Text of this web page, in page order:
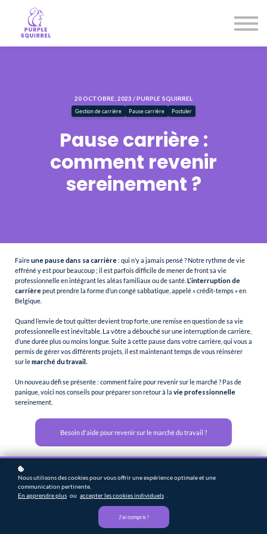
20 OCTOBRE, 2023 / PURPLE SQUIRREL
Gestion de carrière Pause carrière Postuler
Pause carrière :
comment revenir
sereinement ?
Faireune pause dans sa carrière: qui n’y a jamais pensé ? Notre rythme de vie
effréné y est pour beaucoup ; il est parfois difficile de mener de front sa vie
professionnelle en intégrant les aléas familiaux ou de santé. L’interruption de
carrièrepeut prendre la forme d’un congé sabbatique, appelé « crédit-temps » en
Belgique.
Quand l’envie de tout quitter devient trop forte, une remise en question de sa vie
professionnelle est inévitable. La vôtre a débouché sur une interruption de carrière,
d’une durée plus ou moins longue. Suite à cette pause dans votre carrière, qui vous a
permis de gérer vos différents projets, il est maintenant temps de vous réinsérer
sur lemarché du travail.
Un nouveau défi se présente : comment faire pour revenir sur le marché ? Pas de
panique, voici nos conseils pour préparer son retour à la vie professionnelle
sereinement.
Besoin d'aide pour revenir sur le marché du travail ?
Sommaire
1. Expliquer son interruption de carrière
2. Se faire accompagner pour préparer son retour sur le marché du travail
Nous utilisons des cookies pour vous offrir une expérience optimale et une
communication pertinente.
En apprendre plus ou accepter les cookies individuels
J'ai compris !